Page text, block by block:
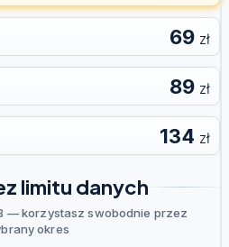
69 zł
89 zł
134 zł
limitu danych
— korzystasz swobodnie przez
okres